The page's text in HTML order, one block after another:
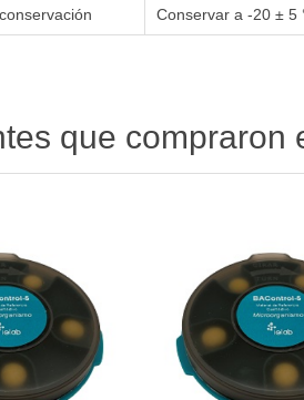
Conservar a -20 ± 5
que compraron